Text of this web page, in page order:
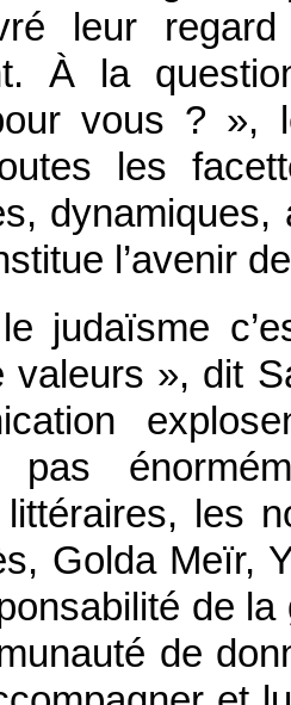
leur
À la
vous ? »,
les
l’avenir
judaïsme
valeurs », dit
pas
les
Golda Meïr,
de
de